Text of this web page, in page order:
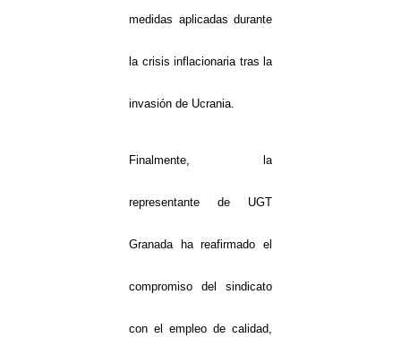
medidas aplicadas durante
la crisis inflacionaria tras la
invasión de Ucrania.
Finalmente, la
representante de UGT
Granada ha reafirmado el
compromiso del sindicato
con el empleo de calidad,